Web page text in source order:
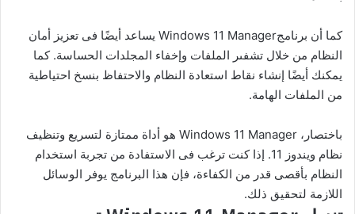
كما أن برنامجWindows 11 Manager يساعد أيضًا فى تعزيز أمان
النظام من خلال تشفىر الملفات وإخفاء المجلدات الحساسة. كما
يمكنك أيضًا إنشاء نقاط استعادة النظام والاحتفاظ بنسخ احتياطية
من الملفات الهامة.
باختصار، Windows 11 Manager هو أداة ممتازة لتسريع وتنظيف
نظام ويندوز 11. إذا كنت ترغب فى الاستفادة من تجربة استخدام
النظام بأقصى قدر من الكفاءة، فإن هذا البرنامج يوفر الوسائل
اللازمة لتحقيق ذلك.